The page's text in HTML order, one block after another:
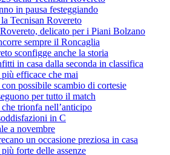
in pausa festeggiando
Tecnisan Rovereto
delicato per i Piani Bolzano
sempre il Roncaglia
sconfigge anche la storia
in casa dalla seconda in classifica
efficace che mai
possibile scambio di cortesie
per tutto il match
trionfa nell’anticipo
in C
a novembre
un occasione preziosa in casa
forte delle assenze